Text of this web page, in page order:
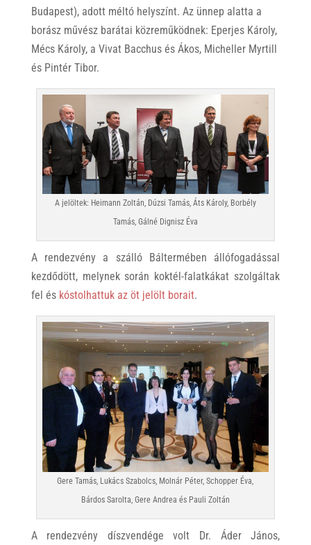
Budapest), adott méltó helyszínt. Az ünnep alatta a
borász művész barátai közreműködnek: Eperjes Károly,
Mécs Károly, a Vivat Bacchus és Ákos, Micheller Myrtill
és Pintér Tibor.
A jelöltek: Heimann Zoltán, Dúzsi Tamás, Áts Károly, Borbély
Tamás, Gálné Dignisz Éva
A rendezvény a szálló Báltermében állófogadással
kezdődött, melynek során koktél-falatkákat szolgáltak
fel és kóstolhattuk az öt jelölt borait.
Gere Tamás, Lukács Szabolcs, Molnár Péter, Schopper Éva,
Bárdos Sarolta, Gere Andrea és Pauli Zoltán
A rendezvény díszvendége volt Dr. Áder János,